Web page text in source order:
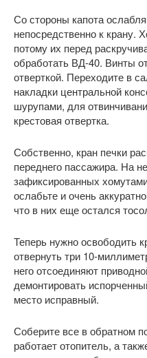
Со стороны капота
непосредственно к крану.
потому их перед
обработать ВД-40. Винты
отверткой. Переходите в
накладки центральной
шурупами, для
крестовая отвертка.
Собственно, кран печки
переднего пассажира. На
зафиксированных
ослабьте и очень
что в них еще остался
Теперь нужно освободить
отвернуть три 10-
него отсоединяют
демонтировать
место исправный.
Соберите все в обратном
работает отопитель, а